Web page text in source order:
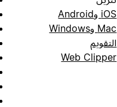
iOS وAndroid
Mac وWindows
التقويم
Web Clipper